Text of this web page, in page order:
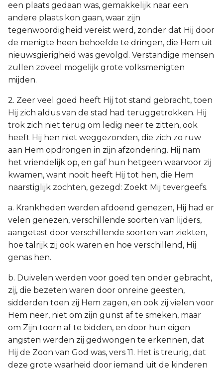
een plaats gedaan was, gemakkelijk naar een
andere plaats kon gaan, waar zijn
tegenwoordigheid vereist werd, zonder dat Hij door
de menigte heen behoefde te dringen, die Hem uit
nieuwsgierigheid was gevolgd. Verstandige mensen
zullen zoveel mogelijk grote volksmenigten
mijden.
2. Zeer veel goed heeft Hij tot stand gebracht, toen
Hij zich aldus van de stad had teruggetrokken. Hij
trok zich niet terug om ledig neer te zitten, ook
heeft Hij hen niet weggezonden, die zich zo ruw
aan Hem opdrongen in zijn afzondering. Hij nam
het vriendelijk op, en gaf hun hetgeen waarvoor zij
kwamen, want nooit heeft Hij tot hen, die Hem
naarstiglijk zochten, gezegd: Zoekt Mij tevergeefs.
a. Krankheden werden afdoend genezen, Hij had er
velen genezen, verschillende soorten van lijders,
aangetast door verschillende soorten van ziekten,
hoe talrijk zij ook waren en hoe verschillend, Hij
genas hen.
b. Duivelen werden voor goed ten onder gebracht,
zij, die bezeten waren door onreine geesten,
sidderden toen zij Hem zagen, en ook zij vielen voor
Hem neer, niet om zijn gunst af te smeken, maar
om Zijn toorn af te bidden, en door hun eigen
angsten werden zij gedwongen te erkennen, dat
Hij de Zoon van God was, vers 11. Het is treurig, dat
deze grote waarheid door iemand uit de kinderen